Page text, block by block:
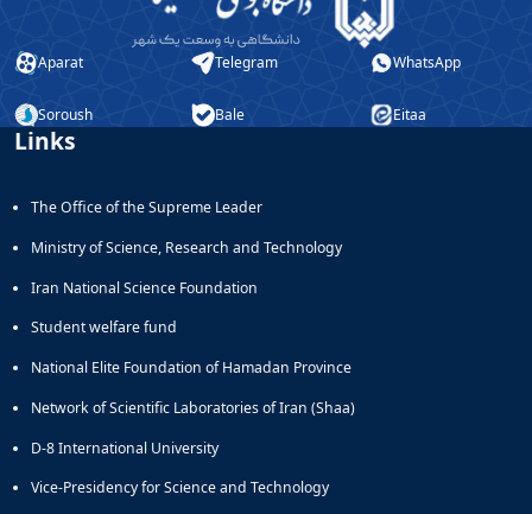
Aparat Telegram WhatsApp
Soroush Bale Eitaa
Links
The Office of the Supreme Leader
Ministry of Science, Research and Technology
Iran National Science Foundation
Student welfare fund
National Elite Foundation of Hamadan Province
Network of Scientific Laboratories of Iran (Shaa)
D-8 International University
Vice-Presidency for Science and Technology